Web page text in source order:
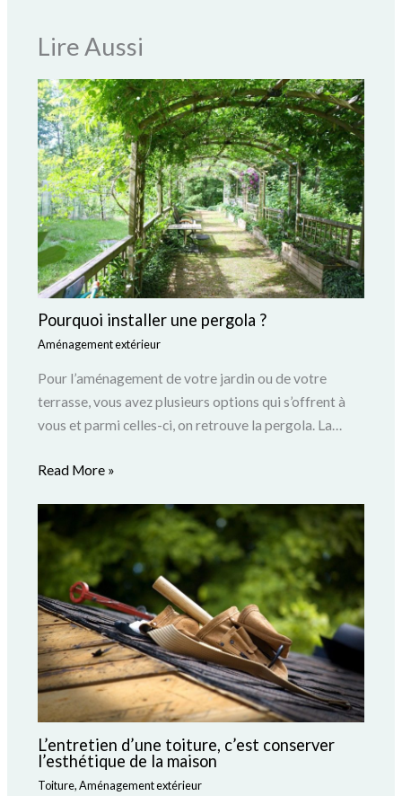
Lire Aussi
Pourquoi installer une pergola ?
Aménagement extérieur
Pour l’aménagement de votre jardin ou de votre
terrasse, vous avez plusieurs options qui s’offrent à
vous et parmi celles-ci, on retrouve la pergola. La…
Read More »
L’entretien d’une toiture, c’est conserver
l’esthétique de la maison
Toiture,Aménagement extérieur